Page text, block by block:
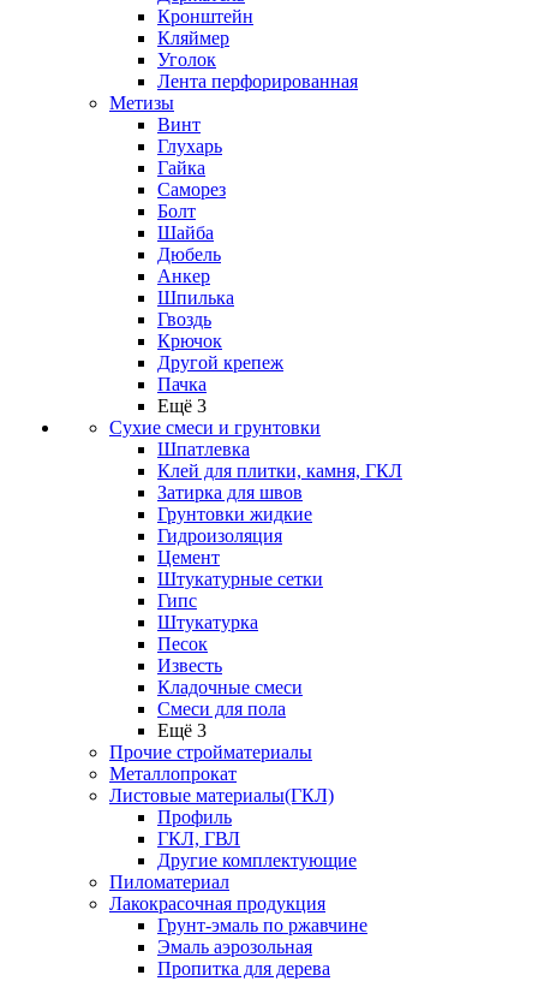
Кронштейн
Кляймер
Уголок
Лента перфорированная
Метизы
Винт
Глухарь
Гайка
Саморез
Болт
Шайба
Дюбель
Анкер
Шпилька
Гвоздь
Крючок
Другой крепеж
Пачка
Ещё 3
Сухие смеси и грунтовки
Шпатлевка
Клей для плитки, камня, ГКЛ
Затирка для швов
Грунтовки жидкие
Гидроизоляция
Цемент
Штукатурные сетки
Гипс
Штукатурка
Песок
Известь
Кладочные смеси
Смеси для пола
Ещё 3
Прочие стройматериалы
Металлопрокат
Листовые материалы(ГКЛ)
Профиль
ГКЛ, ГВЛ
Другие комплектующие
Пиломатериал
Лакокрасочная продукция
Грунт-эмаль по ржавчине
Эмаль аэрозольная
Пропитка для дерева